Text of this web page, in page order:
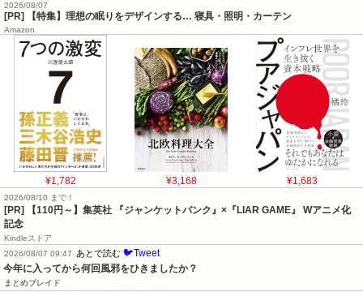
2026/08/07
[PR] 【特集】理想の眠りをデザインする… 寝具・照明・カーテン
Amazon
¥1,782 ¥3,168 ¥1,683
2026/08/10 まで！
[PR]
【110円～】集英社 『ジャンケットバンク』×『LIAR GAME』 Wアニメ化
記念
Kindleストア
2026/08/07 09:47
あとで読む 🐦Tweet
今年に入ってから何回風邪をひきましたか？
まとめブレイド